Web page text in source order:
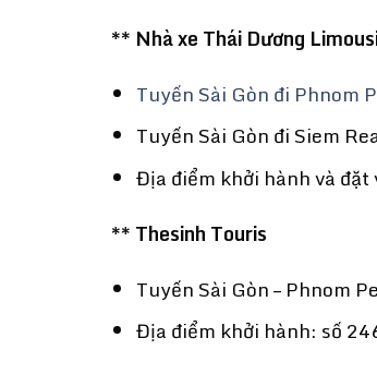
** Nhà xe Thái Dương
Tuyến Sài Gòn đi Phnom
Tuyến Sài Gòn đi Siem
Địa điểm khởi hành và đặt
** Thesinh Touris
Tuyến Sài Gòn – Phnom
Địa điểm khởi hành: số